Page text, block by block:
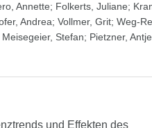
Annette; Folkerts, Juliane;
Andrea; Vollmer, Grit; Weg-
Meisegeier, Stefan; Pietzner, Antje
und Effekten des